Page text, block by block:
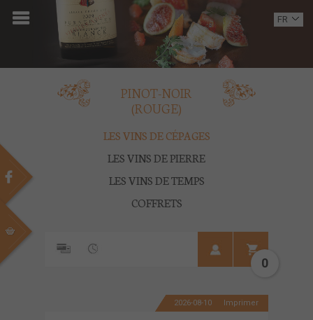
ACCUEIL
DOMAINE
VINS
MULTIMEDIA
CONTACT
FR
PINOT-NOIR
(ROUGE)
LES VINS DE CÉPAGES
LES VINS DE PIERRE
LES VINS DE TEMPS
COFFRETS
0
2026-08-10 Imprimer